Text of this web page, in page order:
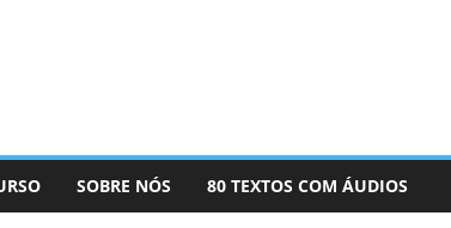
SOBRE NÓS 80 TEXTOS COM ÁUDIOS